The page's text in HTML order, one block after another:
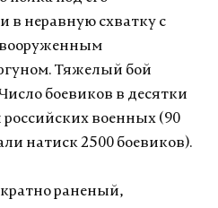
в неравную схватку с
Тяжелый бой
боевиков в десятки
российских военных (90
натиск 2500 боевиков).
раненый,